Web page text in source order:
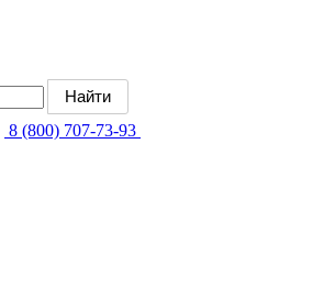
8 (800) 707-73-93